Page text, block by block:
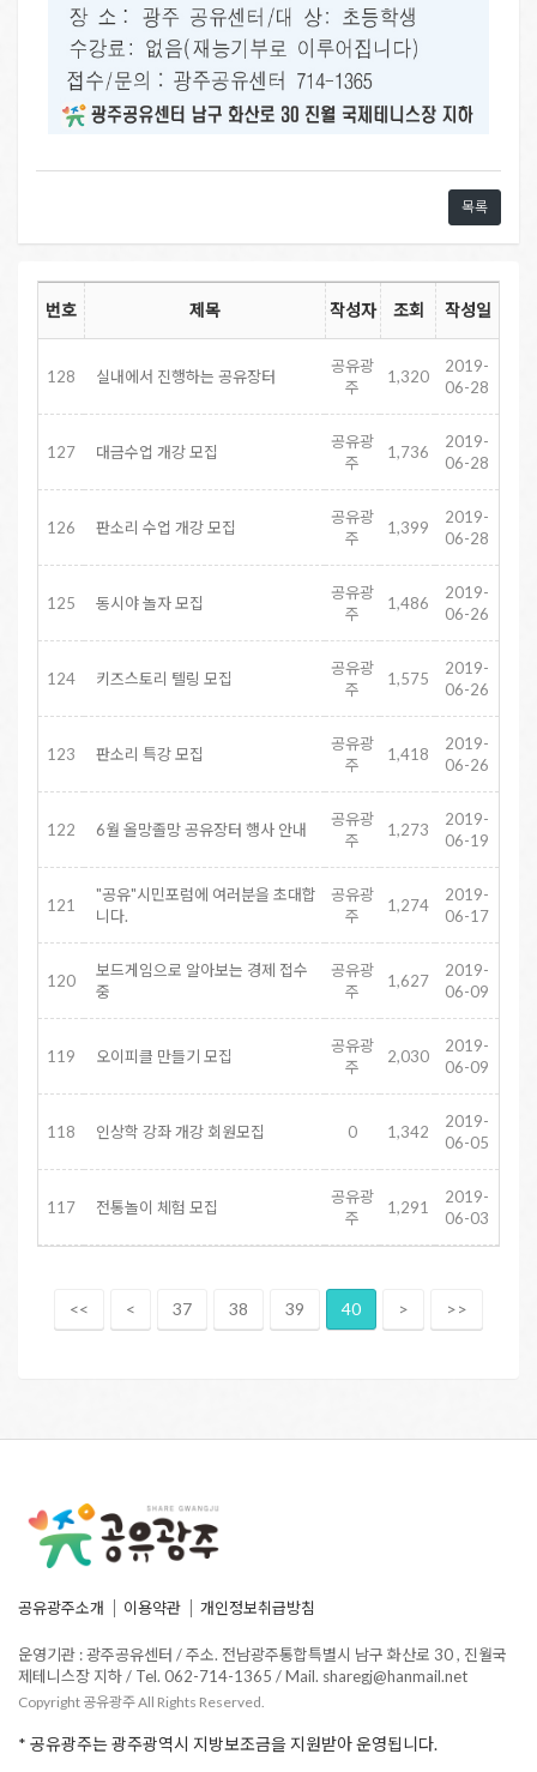
목록
번호 제목 작성자 조회 작성일
128 실내에서 진행하는 공유장터
공유광
주
1,320
2019-
06-28
127 대금수업 개강 모집
공유광
주
1,736
2019-
06-28
126 판소리 수업 개강 모집
공유광
주
1,399
2019-
06-28
125 동시야 놀자 모집
공유광
주
1,486
2019-
06-26
124 키즈스토리 텔링 모집
공유광
주
1,575
2019-
06-26
123 판소리 특강 모집
공유광
주
1,418
2019-
06-26
122 6월 올망졸망 공유장터 행사 안내
공유광
주
1,273
2019-
06-19
121
"공유"시민포럼에 여러분을 초대합
니다.
공유광
주
1,274
2019-
06-17
120
보드게임으로 알아보는 경제 접수
중
공유광
주
1,627
2019-
06-09
119 오이피클 만들기 모집
공유광
주
2,030
2019-
06-09
118 인상학 강좌 개강 회원모집 0 1,342
2019-
06-05
117 전통놀이 체험 모집
공유광
주
1,291
2019-
06-03
<< < 37 38 39 40 > >>
공유광주소개 이용약관 개인정보취급방침
운영기관 : 광주공유센터 / 주소. 전남광주통합특별시 남구 화산로 30 , 진월국
제테니스장 지하 / Tel. 062-714-1365 / Mail. sharegj@hanmail.net
Copyright 공유광주 All Rights Reserved.
* 공유광주는 광주광역시 지방보조금을 지원받아 운영됩니다.